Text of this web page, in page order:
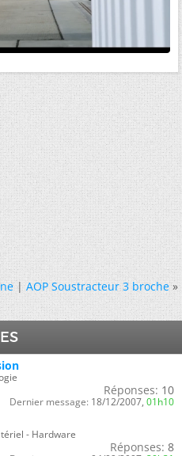
|AOP Soustracteur 3 broche »
Réponses: 10
Dernier message: 18/12/2007, 01h10
- Hardware
Réponses: 8